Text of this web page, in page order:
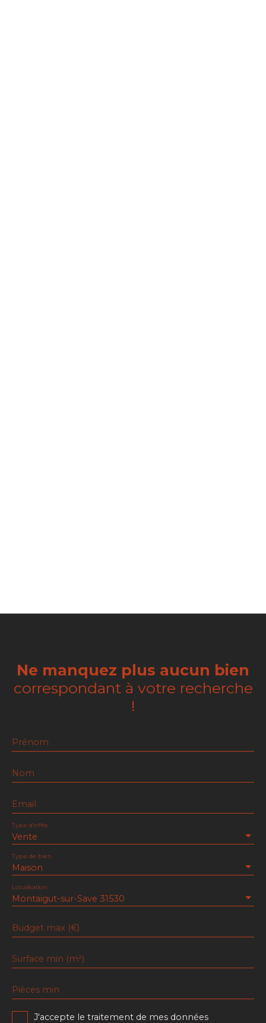
Ne manquez plus aucun bien
correspondant à votre recherche
!
Prénom
Nom
Email
Vente
Type d'offre
Maison
Type de bien
Montaigut-sur-Save 31530
Localisation
Budget max (€)
Surface min (m²)
Pièces min
J'accepte le traitement de mes données